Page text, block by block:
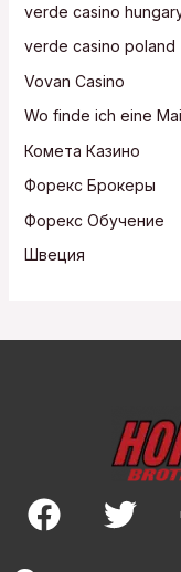
verde casino
verde casino poland
Vovan Casino
Wo finde ich eine
Комета Казино
Форекс Брокеры
Форекс Обучение
Швеция
F
a
T
w